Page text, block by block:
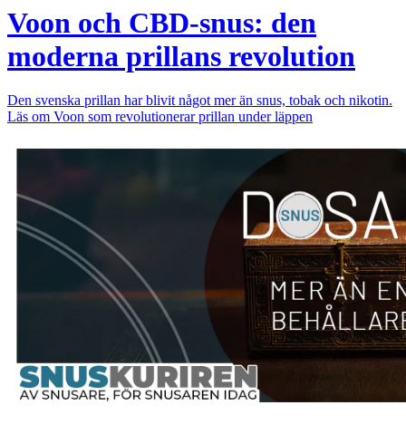
Voon och CBD-snus: den
moderna prillans revolution
Den svenska prillan har blivit något mer än snus, tobak och nikotin.
Läs om Voon som revolutionerar prillan under läppen